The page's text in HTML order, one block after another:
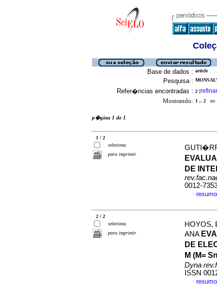
Base de dados : article
Pesquisa :
Refer�ncias encontradas : 2 [refinar
Mostrando: 1 .. 2 no
p�gina 1 de 1
1 / 2
seleciona
para imprimir
DE
0012-
·
2 / 2
seleciona
para imprimir
HOYOS,
ANA
DE
M (M=
Dyna
ISSN
·